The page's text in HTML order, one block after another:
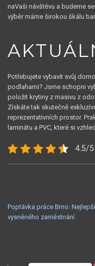
naVaši návštěvu a budeme
výběr máme širokou škálu
Potřebujete vybavit svůj
podlahami? Jsme schopni
položit krytiny z masivu z
Získáte tak skutečně
reprezentativních prostor.
laminátu a PVC, které si
4.5/
Poptávka práce Brno:
vysněného zaměstnání